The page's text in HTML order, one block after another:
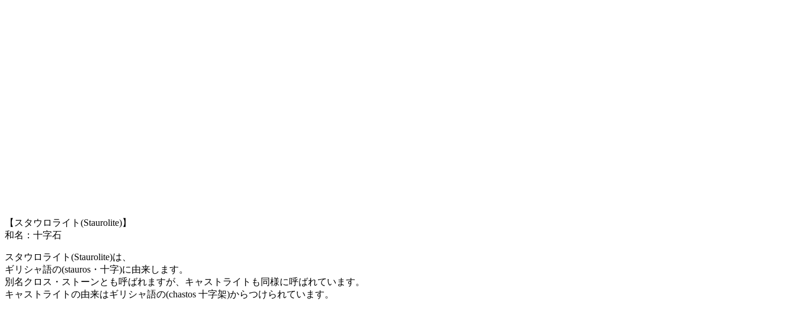
【スタウロライト(Staurolite)】
和名：十字石
スタウロライト(Staurolite)は、
ギリシャ語の(stauros・十字)に由来します。
別名クロス・ストーンとも呼ばれますが、キャストライトも同様に呼ばれています。
キャストライトの由来はギリシャ語の(chastos 十字架)からつけられています。